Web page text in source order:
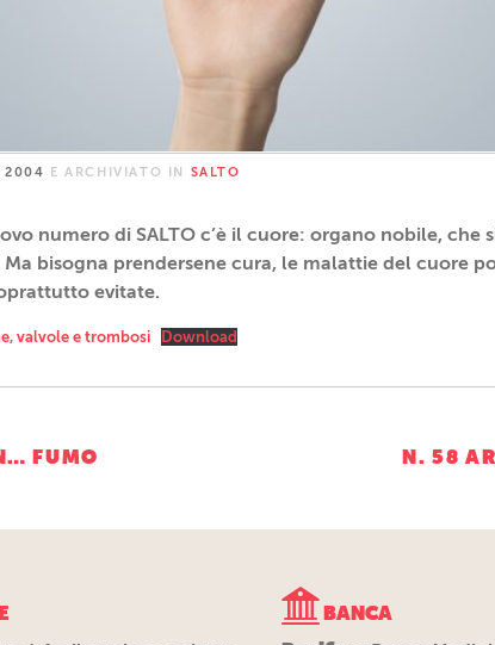
2004 E ARCHIVIATO IN SALTO
numero di SALTO c’è il cuore: organo nobile, che
bisogna prendersene cura, le malattie del cuore
evitate.
valvole e trombosi Download
FUMO N. 58
BANCA